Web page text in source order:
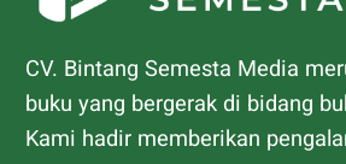
CV. Bintang Semesta Media
buku yang bergerak di bidang
Kami hadir memberikan